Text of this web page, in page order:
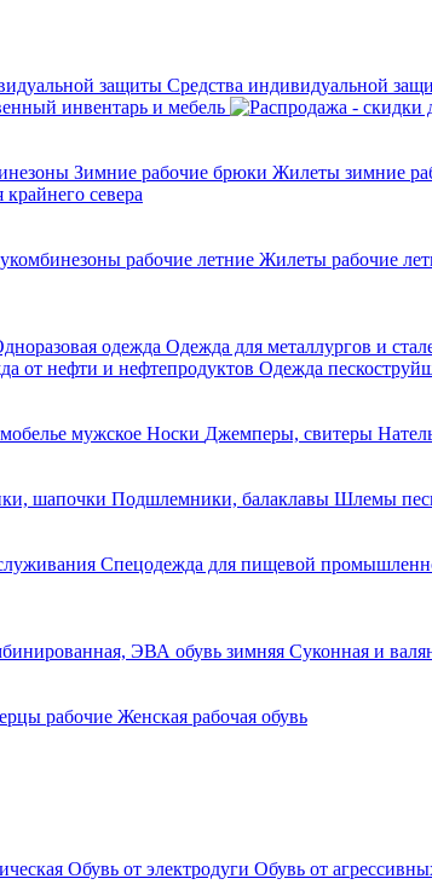
Средства индивидуальной
инвентарь и мебель
Зимние рабочие брюки Жилеты зимние
севера
рабочие летние Жилеты рабочие
одежда Одежда для металлургов и
от нефти и нефтепродуктов Одежда
мужское Носки Джемперы, свитеры
шапочки Подшлемники, балаклавы Шлемы
Спецодежда для пищевой
ЭВА обувь зимняя Суконная и
рабочие Женская рабочая обувь
Обувь от электродуги Обувь от